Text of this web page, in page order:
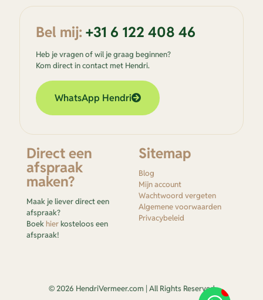
Bel mij: +31 6 122 408 46
Heb je vragen of wil je graag beginnen?
Kom direct in contact met Hendri.
WhatsApp Hendri
Direct een
afspraak
maken?
Maak je liever direct een
afspraak?
Boek hierkosteloos een
afspraak!
Sitemap
Blog
Mijn account
Wachtwoord vergeten
Algemene voorwaarden
Privacybeleid
© 2026 HendriVermeer.com | All Rights Reserved